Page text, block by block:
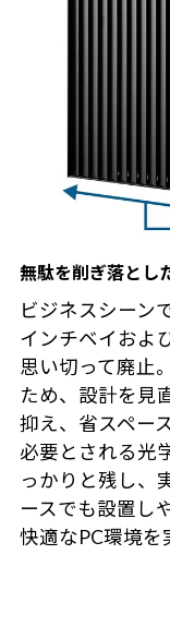
無駄を削ぎ落とし
ビジネスシーン
インチベイおよ
思い切って廃止
ため、設計を見
抑え、省スペー
必要とされる光
っかりと残し、
ースでも設置し
快適なPC環境を